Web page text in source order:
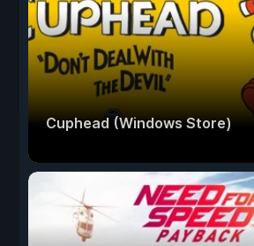
Cuphead (Windows Store)